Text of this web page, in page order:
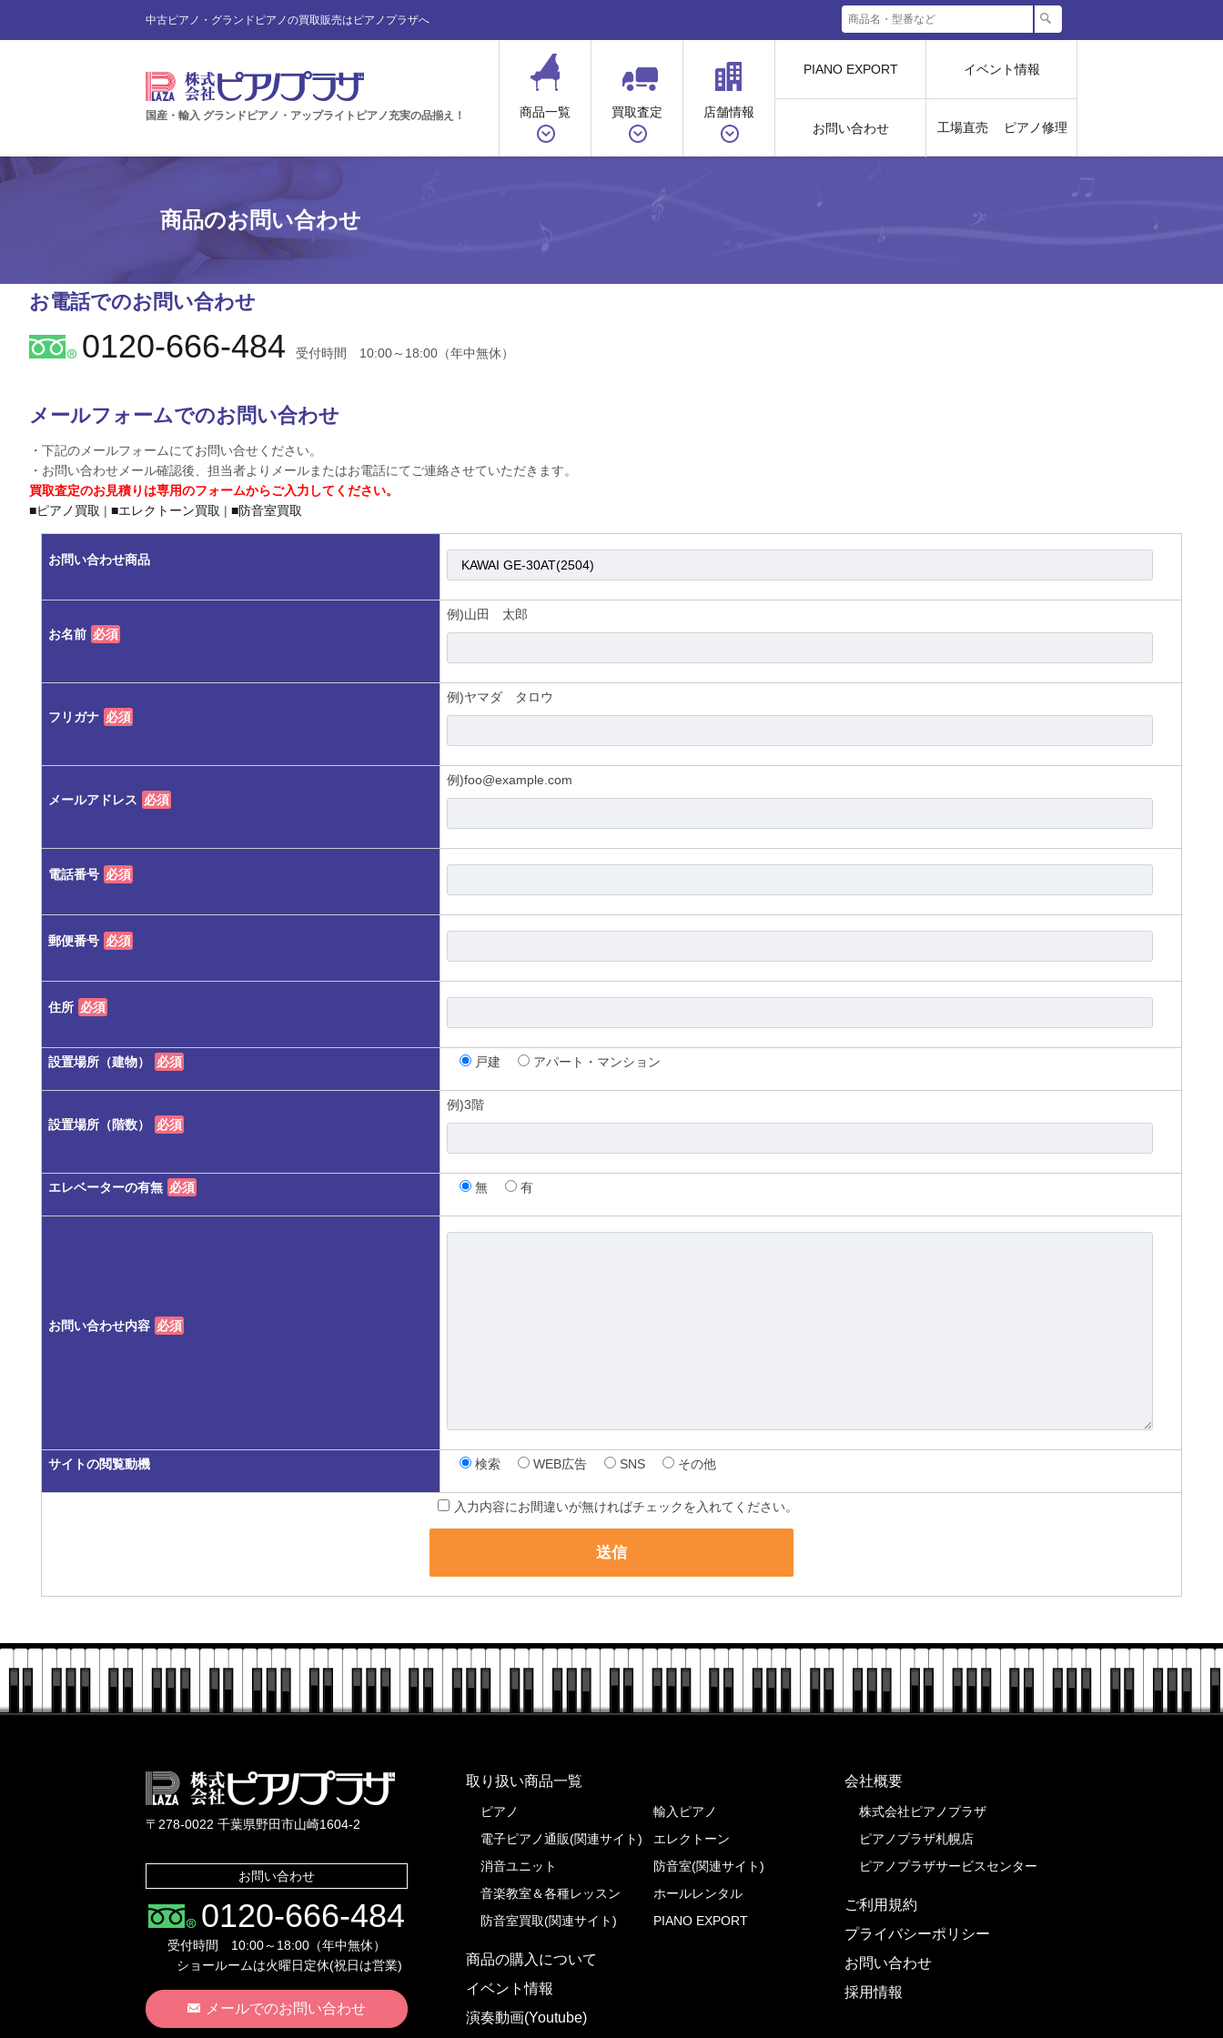
中古ピアノ・グランドピアノの買取販売はピアノプラザへ
国産・輸入 グランドピアノ・アップライトピアノ充実の品揃え！ 商品一覧 買取査定 店舗情報
PIANO EXPORT
お問い合わせ
イベント情報
工場直売 ピアノ修理
商品のお問い合わせ
お電話でのお問い合わせ
0120-666-484 受付時間 10:00～18:00（年中無休）
メールフォームでのお問い合わせ
・下記のメールフォームにてお問い合せください。
・お問い合わせメール確認後、担当者よりメールまたはお電話にてご連絡させていただきます。
買取査定のお見積りは専用のフォームからご入力してください。
■ピアノ買取 | ■エレクトーン買取 | ■防音室買取
お問い合わせ商品
お名前 必須
例)山田 太郎
フリガナ 必須
例)ヤマダ タロウ
メールアドレス 必須
例)foo@example.com
電話番号 必須
郵便番号 必須
住所 必須
設置場所（建物） 必須 戸建 アパート・マンション
設置場所（階数） 必須
例)3階
エレベーターの有無 必須 無 有
お問い合わせ内容 必須
サイトの閲覧動機 検索 WEB広告 SNS その他
入力内容にお間違いが無ければチェックを入れてください。
株式会社ピアノプラザ
〒278-0022 千葉県野田市山崎1604-2
お問い合わせ
0120-666-484
受付時間 10:00～18:00（年中無休）
ショールームは火曜日定休(祝日は営業)
メールでのお問い合わせ
取り扱い商品一覧
ピアノ
輸入ピアノ
電子ピアノ通販(関連サイト)
エレクトーン
消音ユニット
防音室(関連サイト)
音楽教室＆各種レッスン
ホールレンタル
防音室買取(関連サイト)
PIANO EXPORT
商品の購入について
イベント情報
演奏動画(Youtube)
会社概要
株式会社ピアノプラザ
ピアノプラザ札幌店
ピアノプラザサービスセンター
ご利用規約
プライバシーポリシー
お問い合わせ
採用情報